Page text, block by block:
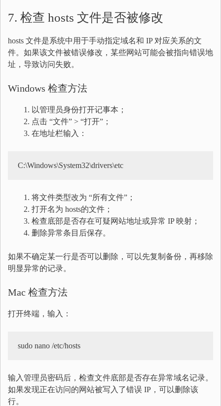
7. 检查 hosts 文件是否被修改
hosts 文件是系统中用于手动指定域名和 IP 对应关系的文
件。如果该文件被错误修改，某些网站可能会被指向错误地
址，导致访问失败。
Windows 检查方法
以管理员身份打开记事本；
点击 “文件” > “打开”；
在地址栏输入：
C:\Windows\System32\drivers\etc
将文件类型改为 “所有文件”；
打开名为 hosts的文件；
检查底部是否存在可疑网站地址或异常 IP 映射；
删除异常条目后保存。
如果不确定某一行是否可以删除，可以先复制备份，再移除
明显异常的记录。
Mac 检查方法
打开终端，输入：
sudo nano /etc/hosts
输入管理员密码后，检查文件底部是否存在异常域名记录。
如果发现正在访问的网站被写入了错误 IP，可以删除该
行。